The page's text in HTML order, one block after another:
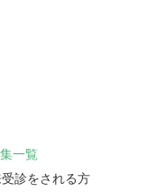
一覧
診をされる方